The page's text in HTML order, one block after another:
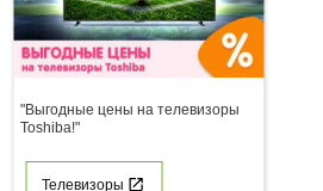
"Выгодные цены на телевизоры
Toshiba!"
Телевизоры